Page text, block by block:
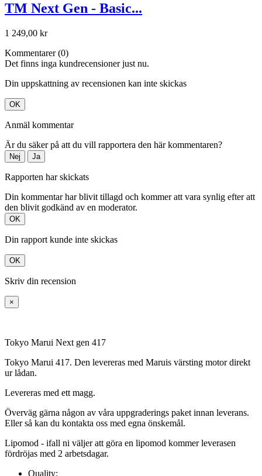
TM Next Gen - Basic...
1 249,00 kr
Kommentarer (0)
Det finns inga kundrecensioner just nu.
Din uppskattning av recensionen kan inte skickas
OK
Anmäl kommentar
Är du säker på att du vill rapportera den här kommentaren?
Nej Ja
Rapporten har skickats
Din kommentar har blivit tillagd och kommer att vara synlig efter att
den blivit godkänd av en moderator.
OK
Din rapport kunde inte skickas
OK
Skriv din recension
×
Tokyo Marui Next gen 417
Tokyo Marui 417. Den levereras med Maruis värsting motor direkt
ur lådan.
Levereras med ett magg.
Överväg gärna någon av våra uppgraderings paket innan leverans.
Eller så kan du kontakta oss med egna önskemål.
Lipomod - ifall ni väljer att göra en lipomod kommer leverasen
fördröjas med 2 arbetsdagar.
Quality: